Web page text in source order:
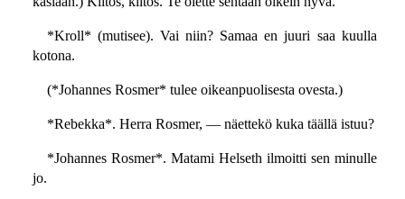
*Kroll* (mutisee). Vai niin? Samaa en juuri saa kuulla
kotona.
(*Johannes Rosmer* tulee oikeanpuolisesta ovesta.)
*Rebekka*. Herra Rosmer, — näettekö kuka täällä istuu?
*Johannes Rosmer*. Matami Helseth ilmoitti sen minulle
jo.